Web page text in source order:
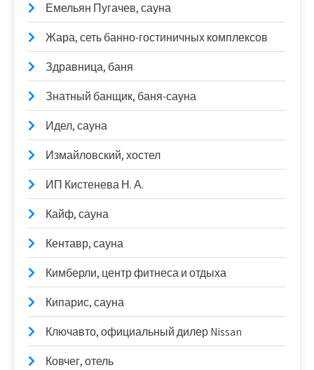
Емельян Пугачев, сауна
Жара, сеть банно-гостиничных комплексов
Здравница, баня
Знатный банщик, баня-сауна
Идел, сауна
Измайловский, хостел
ИП Кистенева Н. А.
Кайф, сауна
Кентавр, сауна
Кимберли, центр фитнеса и отдыха
Кипарис, сауна
Ключавто, официальный дилер Nissan
Ковчег, отель